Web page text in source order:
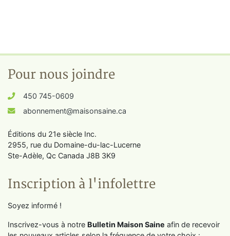
Pour nous joindre
450 745-0609
abonnement@maisonsaine.ca
Éditions du 21e siècle Inc.
2955, rue du Domaine-du-lac-Lucerne
Ste-Adèle, Qc Canada J8B 3K9
Inscription à l'infolettre
Soyez informé !
Inscrivez-vous à notre Bulletin Maison Saine afin de recevoir